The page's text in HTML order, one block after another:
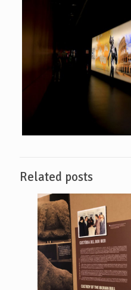
Related posts